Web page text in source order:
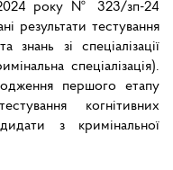
2024 року № 323/зп-24
результати тестування
зі спеціалізації
спеціалізація).
першого етапу
когнітивних
з кримінальної